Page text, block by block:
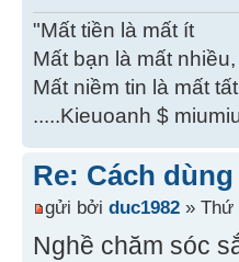
"Mất tiền là mất ít
Mất bạn là mất nhiều,
Mất niềm tin là mất
.....Kieuoanh $
Re: Cách
gửi bởi duc1982 » Thứ
Nghề chăm sóc